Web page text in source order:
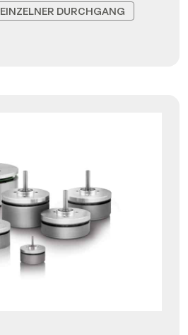
EINZELNER DURCHGANG